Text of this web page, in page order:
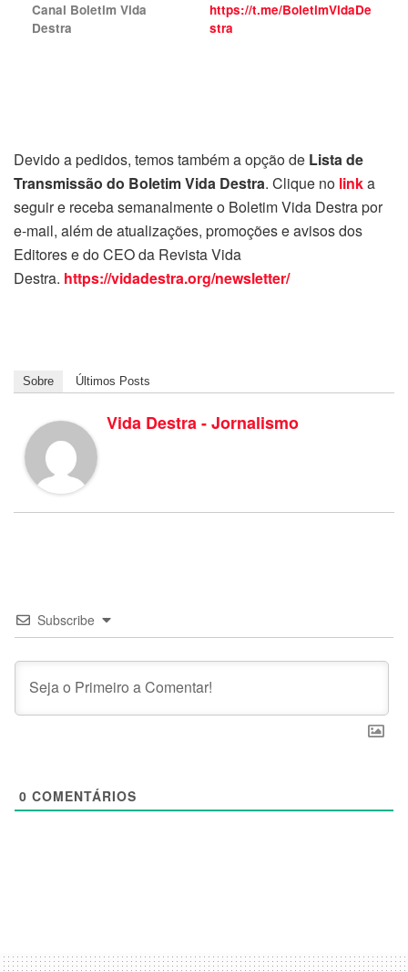
Canal Boletim Vida
Destra
https://t.me/BoletimVidaDe
stra
Devido a pedidos, temos também a opção de Lista de
Transmissão do Boletim Vida Destra. Clique no linka
seguir e receba semanalmente o Boletim Vida Destra por
e-mail, além de atualizações, promoções e avisos dos
Editores e do CEO da Revista Vida
Destra. https://vidadestra.org/newsletter/
Sobre Últimos Posts
Vida Destra - Jornalismo
Subscribe
0 COMENTÁRIOS